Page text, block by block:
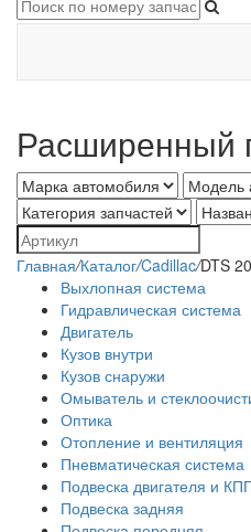
Расширенный
Главная/Каталог/Cadillac/DTS
Выхлопная система
Гидравлическая система
Двигатель
Кузов внутри
Кузов снаружи
Омыватель и
Оптика
Отопление и вентиляция
Пневматическая система
Подвеска двигателя и
Подвеска задняя